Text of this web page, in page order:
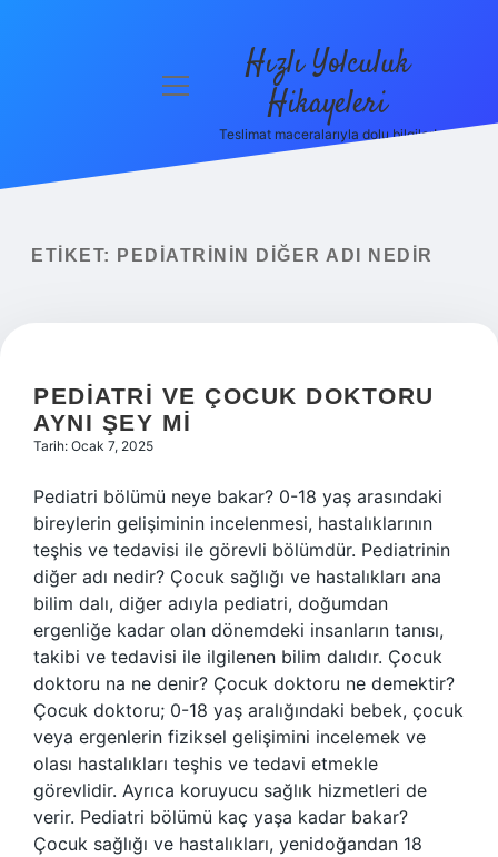
menüyü
Hızlı Yolculuk
Hikayeleri
Teslimat maceralarıyla dolu bilgiler!
ETIKET: PEDIATRININ DIĞER ADI NEDIR
PEDIATRI VE ÇOCUK DOKTORU
AYNI ŞEY MI
Tarih: Ocak 7, 2025
Pediatri bölümü neye bakar? 0-18 yaş arasındaki
bireylerin gelişiminin incelenmesi, hastalıklarının
teşhis ve tedavisi ile görevli bölümdür. Pediatrinin
diğer adı nedir? Çocuk sağlığı ve hastalıkları ana
bilim dalı, diğer adıyla pediatri, doğumdan
ergenliğe kadar olan dönemdeki insanların tanısı,
takibi ve tedavisi ile ilgilenen bilim dalıdır. Çocuk
doktoru na ne denir? Çocuk doktoru ne demektir?
Çocuk doktoru; 0-18 yaş aralığındaki bebek, çocuk
veya ergenlerin fiziksel gelişimini incelemek ve
olası hastalıkları teşhis ve tedavi etmekle
görevlidir. Ayrıca koruyucu sağlık hizmetleri de
verir. Pediatri bölümü kaç yaşa kadar bakar?
Çocuk sağlığı ve hastalıkları, yenidoğandan 18